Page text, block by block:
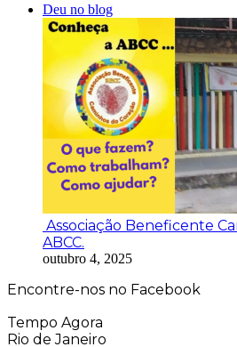
Deu no blog
Associação Beneficente
ABCC.
outubro 4, 2025
Encontre-nos no Facebook
Tempo Agora
Rio de Janeiro